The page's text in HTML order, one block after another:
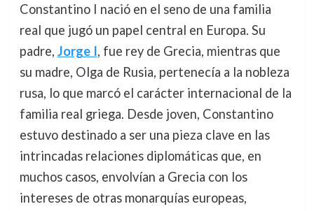
Constantino I nació en el seno de una familia
real que jugó un papel central en Europa. Su
padre, Jorge I, fue rey de Grecia, mientras que
su madre, Olga de Rusia, pertenecía a la nobleza
rusa, lo que marcó el carácter internacional de la
familia real griega. Desde joven, Constantino
estuvo destinado a ser una pieza clave en las
intrincadas relaciones diplomáticas que, en
muchos casos, envolvían a Grecia con los
intereses de otras monarquías europeas,